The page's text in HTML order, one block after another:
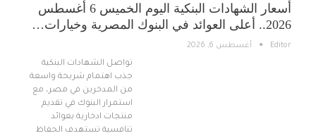
أسعار الشهادات البنكية اليوم الخميس 6 أغسطس
2026.. أعلى العوائد في البنوك المصرية وخيارات…
Editor أغسطس 6, 2026
تواصل الشهادات البنكية
جذب اهتمام شريحة واسعة
من المدخرين في مصر، مع
استمرار البنوك في تقديم
منتجات ادخارية بعوائد
تنافسية تستهدف الحفاظ